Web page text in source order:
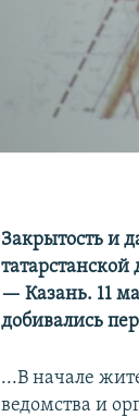
Закрытость и
— Казань. 11
добивались
...В начале
ведомства и